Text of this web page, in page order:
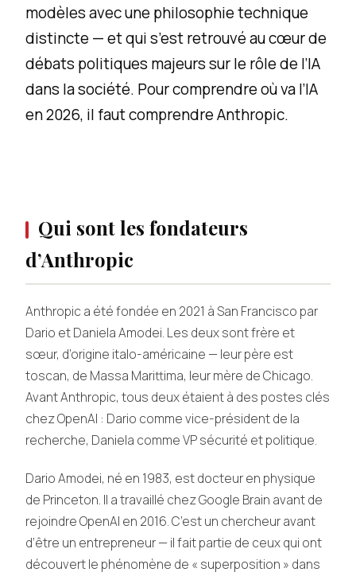
modèles avec une philosophie technique
distincte — et qui s’est retrouvé au cœur de
débats politiques majeurs sur le rôle de l’IA
dans la société. Pour comprendre où va l’IA
en 2026, il faut comprendre Anthropic.
Qui sont les fondateurs
d’Anthropic
Anthropic a été fondée en 2021 à San Francisco par
Dario et Daniela Amodei. Les deux sont frère et
sœur, d’origine italo-américaine — leur père est
toscan, de Massa Marittima, leur mère de Chicago.
Avant Anthropic, tous deux étaient à des postes clés
chez OpenAI : Dario comme vice-président de la
recherche, Daniela comme VP sécurité et politique.
Dario Amodei, né en 1983, est docteur en physique
de Princeton. Il a travaillé chez Google Brain avant de
rejoindre OpenAI en 2016. C’est un chercheur avant
d’être un entrepreneur — il fait partie de ceux qui ont
découvert le phénomène de « superposition » dans